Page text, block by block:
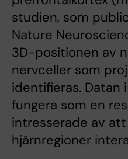
studien, som
Nature
3D-positionen av
nervceller som
identifieras.
fungera som en
intresserade av
hjärnregioner